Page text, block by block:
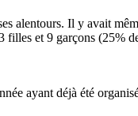
alentours. Il y avait
filles et 9 garçons (25%
ayant déjà été